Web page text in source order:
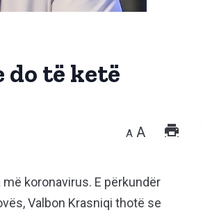
do të ketë
A A
koronavirus. E përkundër
Valbon Krasniqi thotë se